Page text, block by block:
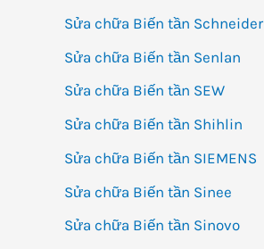
Sửa chữa Biến tần Schneider
Sửa chữa Biến tần Senlan
Sửa chữa Biến tần SEW
Sửa chữa Biến tần Shihlin
Sửa chữa Biến tần SIEMENS
Sửa chữa Biến tần Sinee
Sửa chữa Biến tần Sinovo